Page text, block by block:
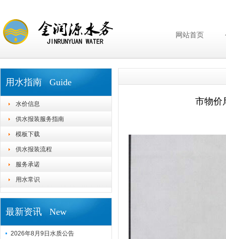
网站首页
用水指南 Guide
水价信息
供水报装服务指南
模板下载
供水报装流程
服务承诺
用水常识
最新资讯 New
2026年8月9日水质公告
市物价